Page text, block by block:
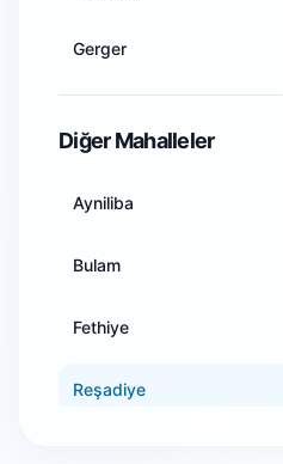
Bilecik
Bingöl
Bitlis
Bolu
Burdur
Gerger
Diğer Mahalleler
Ayniliba
Bulam
Fethiye
Reşadiye